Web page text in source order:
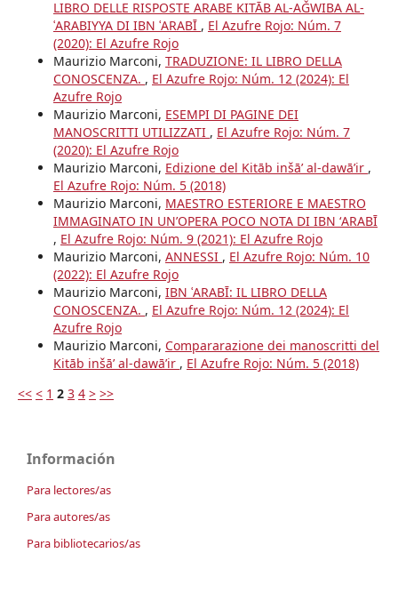
LIBRO DELLE RISPOSTE ARABE KITĀB AL-AǦWIBA AL-
ʿARABIYYA DI IBN ʿARABĪ , El Azufre Rojo: Núm. 7
(2020): El Azufre Rojo
Maurizio Marconi, TRADUZIONE: IL LIBRO DELLA
CONOSCENZA. , El Azufre Rojo: Núm. 12 (2024): El
Azufre Rojo
Maurizio Marconi, ESEMPI DI PAGINE DEI
MANOSCRITTI UTILIZZATI , El Azufre Rojo: Núm. 7
(2020): El Azufre Rojo
Maurizio Marconi, Edizione del Kitāb inšā’ al-dawā’ir ,
El Azufre Rojo: Núm. 5 (2018)
Maurizio Marconi, MAESTRO ESTERIORE E MAESTRO
IMMAGINATO IN UN’OPERA POCO NOTA DI IBN ʻARABĪ
, El Azufre Rojo: Núm. 9 (2021): El Azufre Rojo
Maurizio Marconi, ANNESSI , El Azufre Rojo: Núm. 10
(2022): El Azufre Rojo
Maurizio Marconi, IBN ʿARABĪ: IL LIBRO DELLA
CONOSCENZA. , El Azufre Rojo: Núm. 12 (2024): El
Azufre Rojo
Maurizio Marconi, Compararazione dei manoscritti del
Kitāb inšā’ al-dawā’ir , El Azufre Rojo: Núm. 5 (2018)
<< < 1 2 3 4 > >>
Información
Para lectores/as
Para autores/as
Para bibliotecarios/as